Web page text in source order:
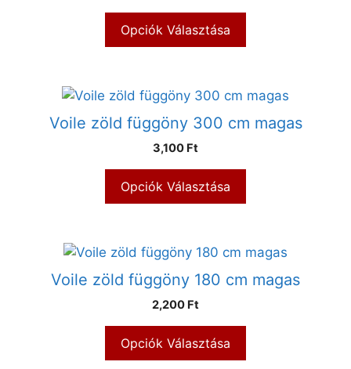
Opciók Választása
Voile zöld függöny 300 cm magas
3,100 Ft
Opciók Választása
Voile zöld függöny 180 cm magas
2,200 Ft
Opciók Választása